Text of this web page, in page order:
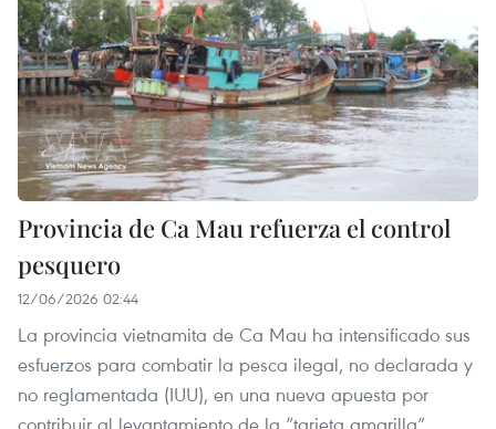
Provincia de Ca Mau refuerza el control
pesquero
12/06/2026 02:44
La provincia vietnamita de Ca Mau ha intensificado sus
esfuerzos para combatir la pesca ilegal, no declarada y
no reglamentada (IUU), en una nueva apuesta por